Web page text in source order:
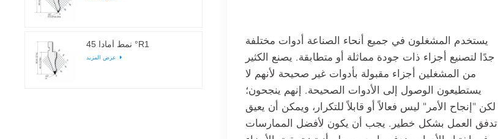
يستخدم المشغلون في جميع أنحاء الصناعة أدوات مختلفة
جدًا لتصنيع أجزاء ذات جودة مماثلة أو متطابقة. يصنع الكثير
من المشغلين أجزاء مقبولة بأدوات غير صحيحة لأنهم لا
يستطيعون الوصول إلى الأدوات الصحيحة. إنهم ينجحون؛
لكن "إنجاح الأمر" ليس فعالاً أو قابلاً للتكرار، ويمكن أن يعيق
تدفق العمل بشكل خطير. يجب أن يكون لأفضل الممارسات
نمط أمادا 45 °R1
عرض المزيد